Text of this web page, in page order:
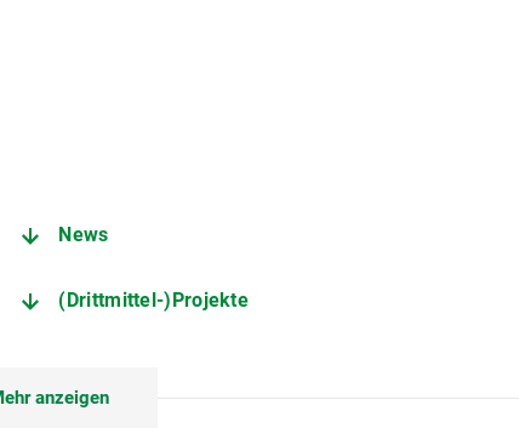
News
(Drittmittel-)Projekte
anzeigen